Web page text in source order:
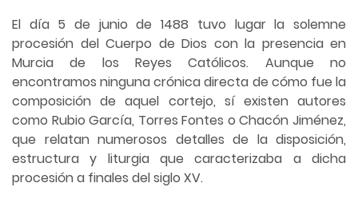
El día 5 de junio de 1488 tuvo lugar la solemne
procesión del Cuerpo de Dios con la presencia en
Murcia de los Reyes Católicos. Aunque no
encontramos ninguna crónica directa de cómo fue la
composición de aquel cortejo, sí existen autores
como Rubio García, Torres Fontes o Chacón Jiménez,
que relatan numerosos detalles de la disposición,
estructura y liturgia que caracterizaba a dicha
procesión a finales del siglo XV.